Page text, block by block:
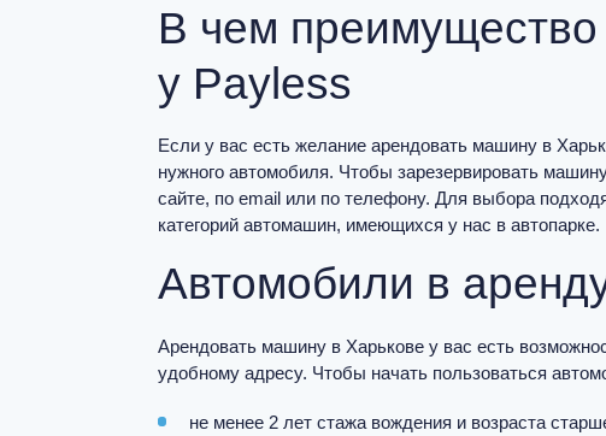
В чем
у Payless
Если у вас есть желание арендовать машину в
нужного автомобиля. Чтобы зарезервировать
сайте, по email или по телефону. Для выбора
категорий автомашин, имеющихся у нас в автопарке.
Автомобили в
Арендовать машину в Харькове у вас есть
удобному адресу. Чтобы начать пользоваться
не менее 2 лет стажа вождения и возраста